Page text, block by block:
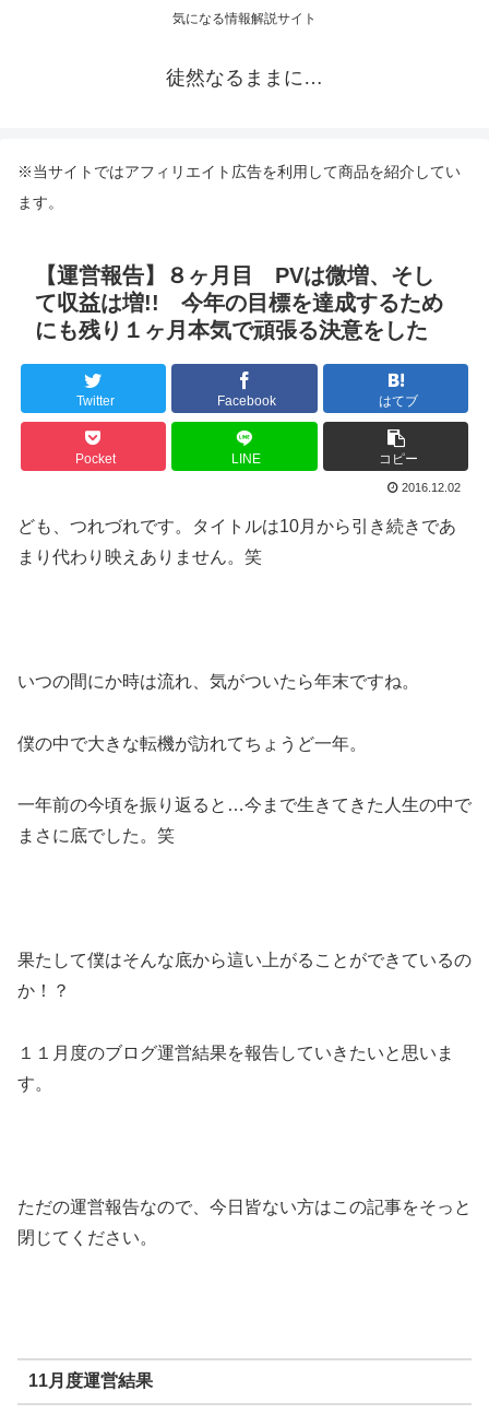
気になる情報解説サイト
徒然なるままに…
※当サイトではアフィリエイト広告を利用して商品を紹介してい
ます。
【運営報告】８ヶ月目 PVは微増、そし
て収益は増!! 今年の目標を達成するため
にも残り１ヶ月本気で頑張る決意をした
Twitter Facebook はてブ
Pocket LINE コピー
2016.12.02
ども、つれづれです。タイトルは10月から引き続きであ
まり代わり映えありません。笑
いつの間にか時は流れ、気がついたら年末ですね。
僕の中で大きな転機が訪れてちょうど一年。
一年前の今頃を振り返ると…今まで生きてきた人生の中で
まさに底でした。笑
果たして僕はそんな底から這い上がることができているの
か！？
１１月度のブログ運営結果を報告していきたいと思いま
す。
ただの運営報告なので、今日皆ない方はこの記事をそっと
閉じてください。
11月度運営結果